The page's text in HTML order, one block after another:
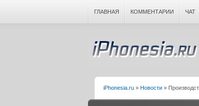
ГЛАВНАЯ КОММЕНТАРИИ ЧАТ
iPhonesia.ru » Новости »